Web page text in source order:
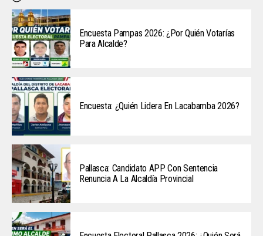
Encuesta Pampas 2026: ¿Por Quién Votarías
Para Alcalde?
Encuesta: ¿Quién Lidera En Lacabamba 2026?
Pallasca: Candidato APP Con Sentencia
Renuncia A La Alcaldía Provincial